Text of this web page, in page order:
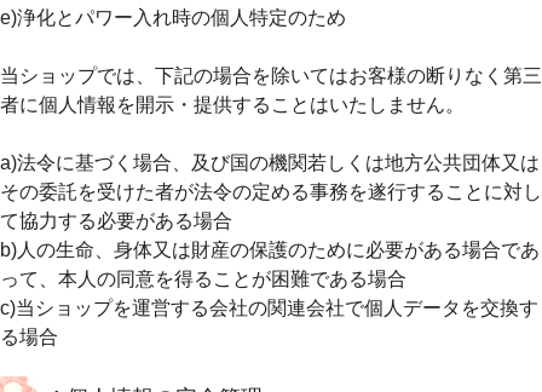
e)浄化とパワー入れ時の個人特定のため
当ショップでは、下記の場合を除いてはお客様の断りなく第三
者に個人情報を開示・提供することはいたしません。
a)法令に基づく場合、及び国の機関若しくは地方公共団体又は
その委託を受けた者が法令の定める事務を遂行することに対し
て協力する必要がある場合
b)人の生命、身体又は財産の保護のために必要がある場合であ
って、本人の同意を得ることが困難である場合
c)当ショップを運営する会社の関連会社で個人データを交換す
る場合